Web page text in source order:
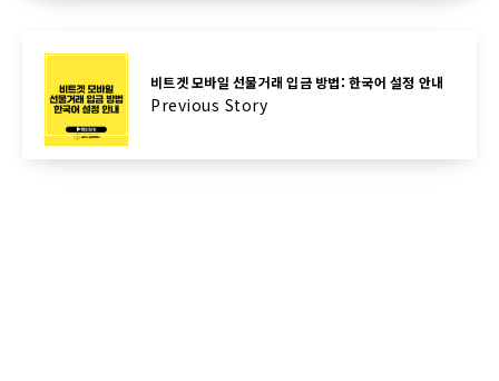
비트겟 모바일 선물거래 입금 방법: 한국어 설정 안내
Previous Story